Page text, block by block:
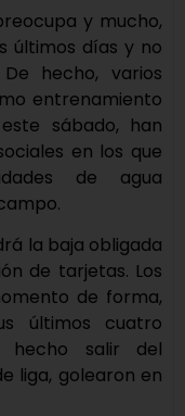
y mucho,
últimos días y no
hecho, varios
entrenamiento
sábado, han
en los que
de agua
la baja obligada
de tarjetas. Los
de forma,
últimos cuatro
hecho salir del
liga, golearon en